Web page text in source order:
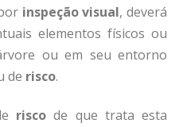
inspeção visual, deverá
elementos físicos ou
ou em seu entorno
de risco.
risco de que trata esta